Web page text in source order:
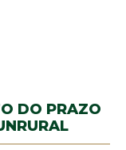
DO PRAZO